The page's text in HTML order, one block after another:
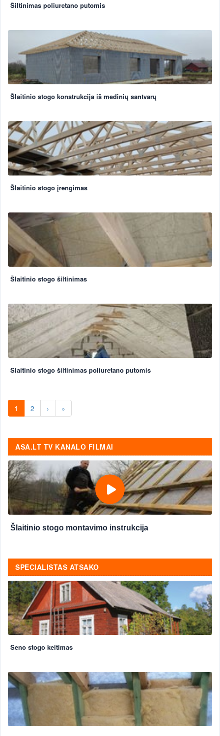
Šiltinimas poliuretano putomis
Šlaitinio stogo konstrukcija iš medinių santvarų
Šlaitinio stogo įrengimas
Šlaitinio stogo šiltinimas
Šlaitinio stogo šiltinimas poliuretano putomis
1 2 › »
ASA.LT TV KANALO FILMAI
Šlaitinio stogo montavimo instrukcija
SPECIALISTAS ATSAKO
Seno stogo keitimas